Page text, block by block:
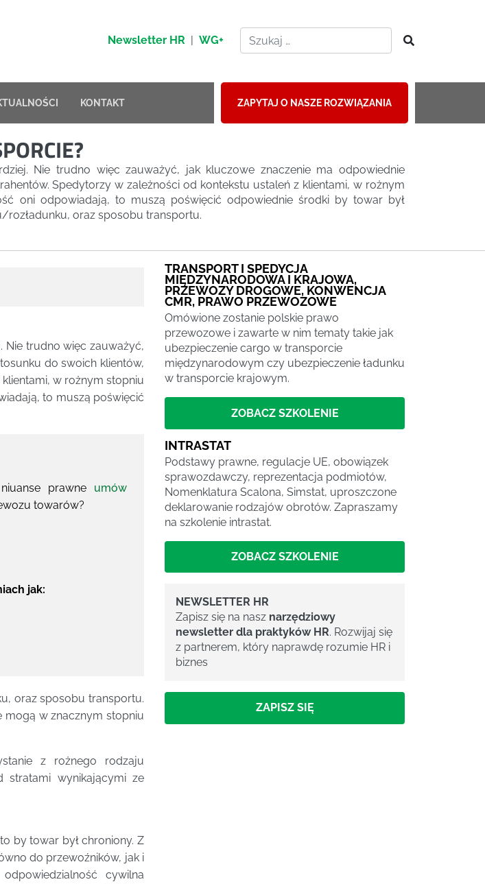
Newsletter HR | WG+
KONTAKT ZAPYTAJ O NASZE ROZWIĄZANIA
Nie trudno więc zauważyć, jak kluczowe znaczenie ma odpowiednie
Spedytorzy w zależności od kontekstu ustaleń z klientami, w rożnym
oni odpowiadają, to muszą poświęcić odpowiednie środki by towar był
rozładunku, oraz sposobu transportu.
Nie trudno więc zauważyć,
do swoich klientów,
w rożnym stopniu
to muszą poświęcić
prawne umów
towarów?
jak:
oraz sposobu transportu.
w znacznym stopniu
z rożnego rodzaju
stratami wynikającymi ze
by towar był chroniony. Z
do przewoźników, jak i
cywilna
TRANSPORT I SPEDYCJA
MIĘDZYNARODOWA I KRAJOWA,
PRZEWOZY DROGOWE, KONWENCJA
CMR, PRAWO PRZEWOZOWE
Omówione zostanie polskie prawo
przewozowe i zawarte w nim tematy takie jak
ubezpieczenie cargo w transporcie
międzynarodowym czy ubezpieczenie ładunku
w transporcie krajowym.
ZOBACZ SZKOLENIE
INTRASTAT
Podstawy prawne, regulacje UE, obowiązek
sprawozdawczy, reprezentacja podmiotów,
Nomenklatura Scalona, Simstat, uproszczone
deklarowanie rodzajów obrotów. Zapraszamy
na szkolenie intrastat.
ZOBACZ SZKOLENIE
NEWSLETTER HR
Zapisz się na nasz narzędziowy
newsletter dla praktyków HR. Rozwijaj się
z partnerem, który naprawdę rozumie HR i
biznes
ZAPISZ SIĘ